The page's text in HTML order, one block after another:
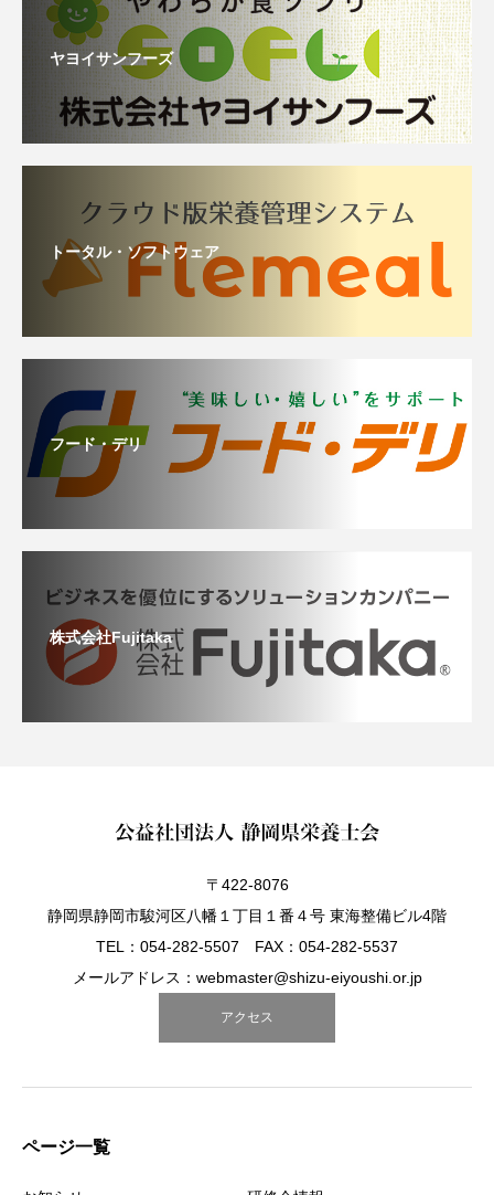
ヤヨイサンフーズ
トータル・ソフトウェア
フード・デリ
株式会社Fujitaka
〒422-8076
静岡県静岡市駿河区八幡１丁目１番４号 東海整備ビル4階
TEL：054-282-5507 FAX：054-282-5537
メールアドレス：webmaster@shizu-eiyoushi.or.jp
アクセス
ページ一覧